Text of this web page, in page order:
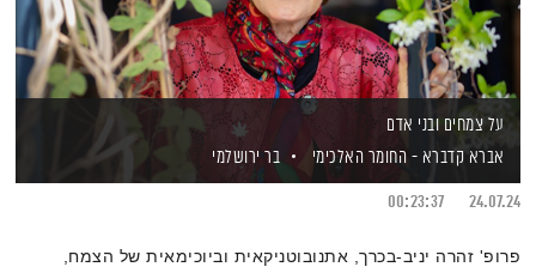
על צמחים ובני אדם
אברא קדברא - החומר האלכימי
בר ירושלמי
24.07.24
00:23:37
פרופ' זהרה יניב-בכרך, אתנובוטניקאית וביוכימאית של הצמח,